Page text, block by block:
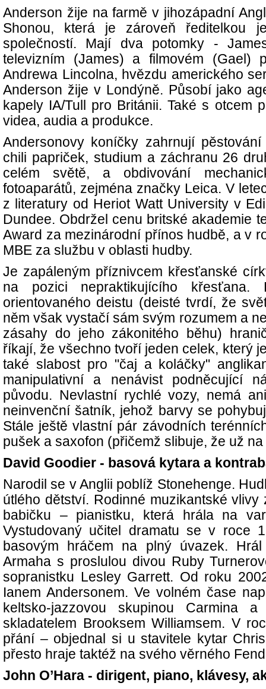
Anderson žije na farmě v jihozápadní
Shonou, která je zároveň ředitelkou
společností. Mají dva potomky -
televizním (James) a filmovém (Gael)
Andrewa Lincolna, hvězdu amerického
Anderson žije v Londýně. Působí jako
kapely IA/Tull pro Británii. Také s otcem
videa, audia a produkce.
Andersonovy koníčky zahrnují
chili papriček, studium a záchranu 26
celém světě, a obdivování
fotoaparátů, zejména značky Leica. V
z literatury od Heriot Watt University v
Dundee. Obdržel cenu britské akademie
Award za mezinárodní přínos hudbě, a v
MBE za službu v oblasti hudby.
Je zapáleným příznivcem křesťanské
na pozici nepraktikujícího
orientovaného deistu (deisté tvrdí, že
něm však vystačí sám svým rozumem a
zásahy do jeho zákonitého běhu)
říkají, že všechno tvoří jeden celek, který
také slabost pro "čaj a koláčky"
manipulativní a nenávist podněcující
původu. Nevlastní rychlé vozy, nemá
neinvenční šatník, jehož barvy se
Stále ještě vlastní pár závodních
pušek a saxofon (přičemž slibuje, že už
David Goodier - basová kytara a
Narodil se v Anglii poblíž Stonehenge.
útlého dětství. Rodinné muzikantské vlivy
babičku – pianistku, která hrála na
Vystudovaný učitel dramatu se v roce
basovým hráčem na plný úvazek.
Armaha s proslulou divou Ruby
sopranistku Lesley Garrett. Od roku
Ianem Andersonem. Ve volném čase
keltsko-jazzovou skupinou Carmina
skladatelem Brooksem Williamsem. V
přání – objednal si u stavitele kytar
přesto hraje taktéž na svého věrného
John O’Hara - dirigent, piano, klávesy,